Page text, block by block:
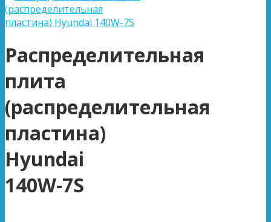
Распределительная
плита
(распределительная
пластина)
Hyundai
140W-7S